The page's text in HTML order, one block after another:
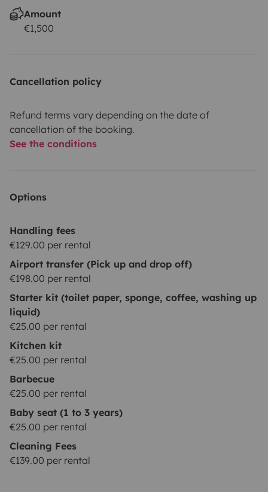
Amount
€1,500
Cancellation policy
Refund terms vary depending on the date of
cancellation of the booking.
See the conditions
Options
Handling fees
€129.00 per rental
Airport transfer (Pick up and drop off)
€198.00 per rental
Starter kit (toilet paper, sponge, coffee, washing up
liquid)
€25.00 per rental
Kitchen kit
€25.00 per rental
Barbecue
€25.00 per rental
Baby seat (1 to 3 years)
€25.00 per rental
Cleaning Fees
€139.00 per rental